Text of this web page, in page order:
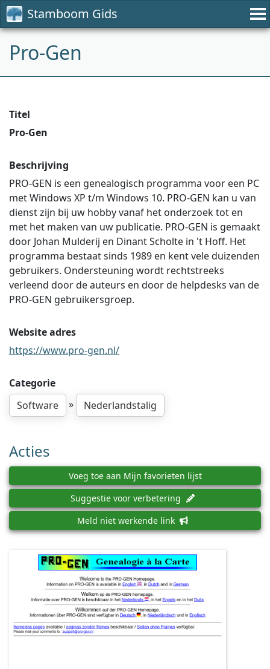
Stamboom Gids
Pro-Gen
Titel
Pro-Gen
Beschrijving
PRO-GEN is een genealogisch programma voor een PC
met Windows XP t/m Windows 10. PRO-GEN kan u van
dienst zijn bij uw hobby vanaf het onderzoek tot en
met het maken van uw publicatie. PRO-GEN is gemaakt
door Johan Mulderij en Dinant Scholte in 't Hoff. Het
programma bestaat sinds 1989 en kent vele duizenden
gebruikers. Ondersteuning wordt rechtstreeks
verleend door de auteurs en door de helpdesks van de
PRO-GEN gebruikersgroep.
Website adres
https://www.pro-gen.nl/
Categorie
Software
» Nederlandstalig
Acties
Voeg toe aan Mijn favorieten lijst
Suggestie voor verbetering
Meld niet werkende link